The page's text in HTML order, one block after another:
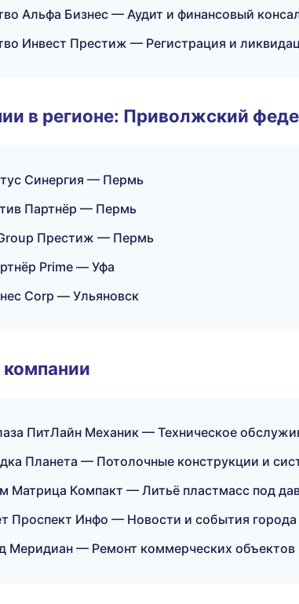
Альфа Бизнес — Аудит и финансовый
Инвест Престиж — Регистрация и
в регионе: Приволжский
Синергия — Пермь
Партнёр — Пермь
Престиж — Пермь
Prime — Уфа
Corp — Ульяновск
ПитЛайн Механик — Техническое
Планета — Потолочные конструкции и
Матрица Компакт — Литьё пластмасс под
Проспект Инфо — Новости и события
Меридиан — Ремонт коммерческих объектов